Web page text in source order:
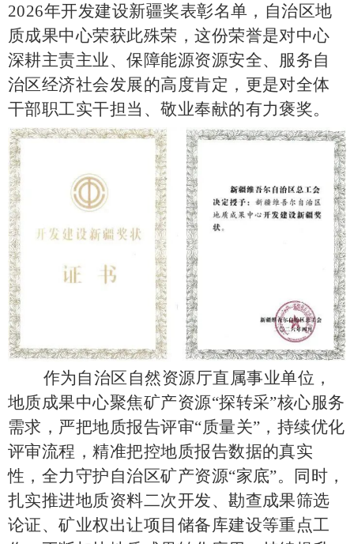
2026年开发建设新疆奖表彰名单，自治区地
质成果中心荣获此殊荣，这份荣誉是对中心
深耕主责主业、保障能源资源安全、服务自
治区经济社会发展的高度肯定，更是对全体
干部职工实干担当、敬业奉献的有力褒奖。
作为自治区自然资源厅直属事业单位，
地质成果中心聚焦矿产资源“探转采”核心服务
需求，严把地质报告评审“质量关”，持续优化
评审流程，精准把控地质报告数据的真实
性，全力守护自治区矿产资源“家底”。同时，
扎实推进地质资料二次开发、勘查成果筛选
论证、矿业权出让项目储备库建设等重点工